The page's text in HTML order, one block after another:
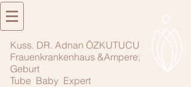
Kuss. DR. Adnan ÖZKUTUCU
Frauenkrankenhaus &Ampere;
Geburt
Tube Baby Expert